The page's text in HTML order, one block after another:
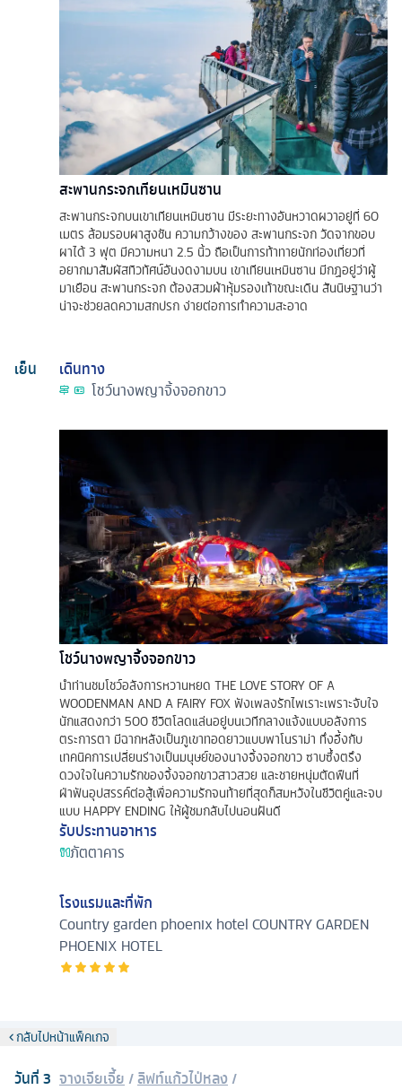
สะพานกระจกเทียนเหมินซาน
สะพานกระจกบนเขาเทียนเหมินซาน มีระยะทางอันหวาดผวาอยู่ที่ 60
เมตร ล้อมรอบผาสูงชัน ความกว้างของ สะพานกระจก วัดจากขอบ
ผาได้ 3 ฟุต มีความหนา 2.5 นิ้ว ถือเป็นการท้าทายนักท่องเที่ยวที่
อยากมาสัมผัสทิวทัศน์อันงดงามบน เขาเทียนเหมินซาน มีกฏอยู่ว่าผู้
มาเยือน สะพานกระจก ต้องสวมผ้าหุ้มรองเท้าขณะเดิน สันนิษฐานว่า
น่าจะช่วยลดความสกปรก ง่ายต่อการทำความสะอาด
เย็น
เดินทาง
โชว์นางพญาจิ้งจอกขาว
โชว์นางพญาจิ้งจอกขาว
นำท่านชมโชว์อลังการหวานหยด THE LOVE STORY OF A
WOODENMAN AND A FAIRY FOX ฟังเพลงรักไพเราะเพราะจับใจ
นักแสดงกว่า 500 ชีวิตโลดแล่นอยู่บนเวทีกลางแจ้งแบบอลังการ
ตระการตา มีฉากหลังเป็นภูเขาทอดยาวแบบพาโนราม่า ทึ่งอี้งกับ
เทคนิคการเปลี่ยนร่างเป็นมนุษย์ของนางจิ้งจอกขาว ซาบซึ้งตรึง
ดวงใจในความรักของจิ้งจอกขาวสาวสวย และชายหนุ่มตัดฟืนที่
ฝ่าฟันอุปสรรค์ต่อสู้เพื่อความรักจนท้ายที่สุดก็สมหวังในชีวิตคู่และจบ
แบบ HAPPY ENDING ให้ผู้ชมกลับไปนอนฝันดี
รับประทานอาหาร
ภัตตาคาร
โรงแรมและที่พัก
Country garden phoenix hotelCOUNTRY GARDEN
PHOENIX HOTEL
กลับไปหน้าแพ็คเกจ
วันที่3 จางเจียเจี้ย /ลิฟท์แก้วไป่หลง/